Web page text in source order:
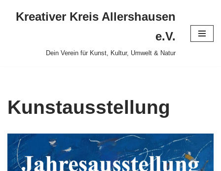
Kreativer Kreis Allershausen
e.V.
Dein Verein für Kunst, Kultur, Umwelt & Natur
Kunstausstellung